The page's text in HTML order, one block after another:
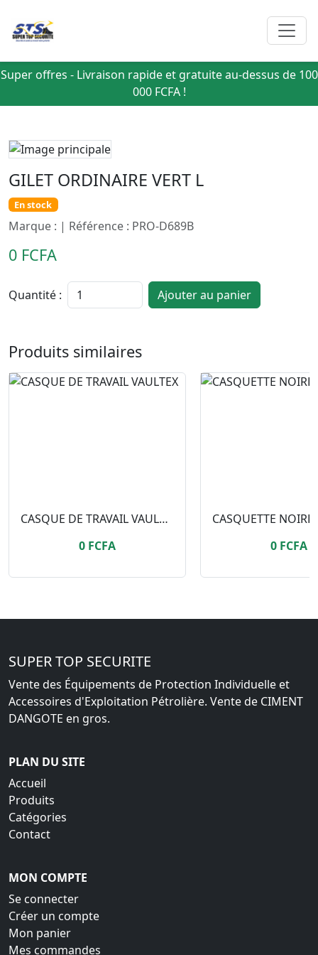
Super offres - Livraison rapide et gratuite au-dessus de 100
000 FCFA !
GILET ORDINAIRE VERT L
En stock
Marque : | Référence : PRO-D689B
0 FCFA
Quantité : Ajouter au panier
Produits similaires
CASQUE DE TRAVAIL VAULTEX
0 FCFA
0 FCFA
SUPER TOP SECURITE
Vente des Équipements de Protection Individuelle et
Accessoires d'Exploitation Pétrolière. Vente de CIMENT
DANGOTE en gros.
PLAN DU SITE
Accueil
Produits
Catégories
Contact
MON COMPTE
Se connecter
Créer un compte
Mon panier
Mes commandes